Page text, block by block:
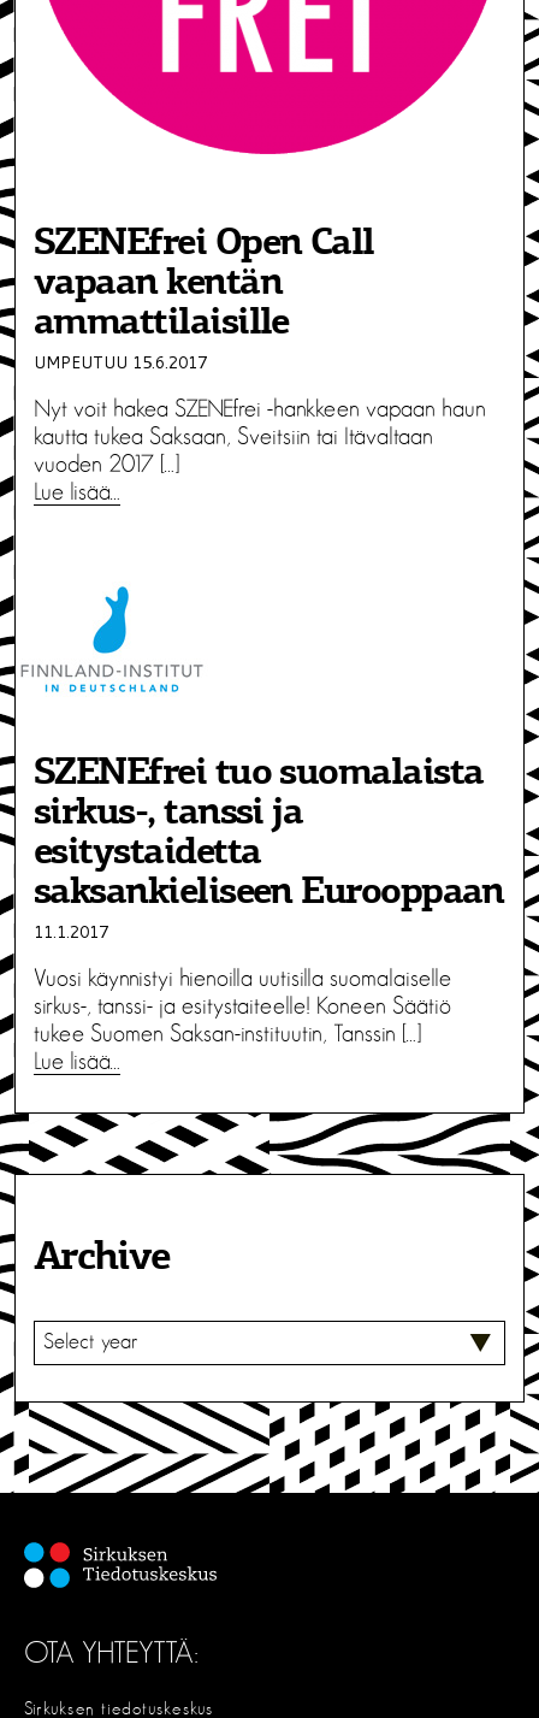
SZENEfrei Open Call
vapaan kentän
ammattilaisille
UMPEUTUU 15.6.2017
Nyt voit hakea SZENEfrei -hankkeen vapaan haun
kautta tukea Saksaan, Sveitsiin tai Itävaltaan
vuoden 2017 […]
Lue lisää…
SZENEfrei tuo suomalaista
sirkus-, tanssi ja
esitystaidetta
saksankieliseen Eurooppaan
11.1.2017
Vuosi käynnistyi hienoilla uutisilla suomalaiselle
sirkus-, tanssi- ja esitystaiteelle! Koneen Säätiö
tukee Suomen Saksan-instituutin, Tanssin […]
Lue lisää…
Archive
V
I
S
E
OTA YHTEYTTÄ:
Sirkuksen tiedotuskeskus